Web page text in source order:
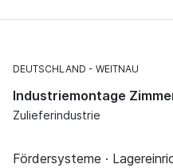
DEUTSCHLAND WEITNAU
Industriemontage
Zulieferindustrie
Fördersysteme ·